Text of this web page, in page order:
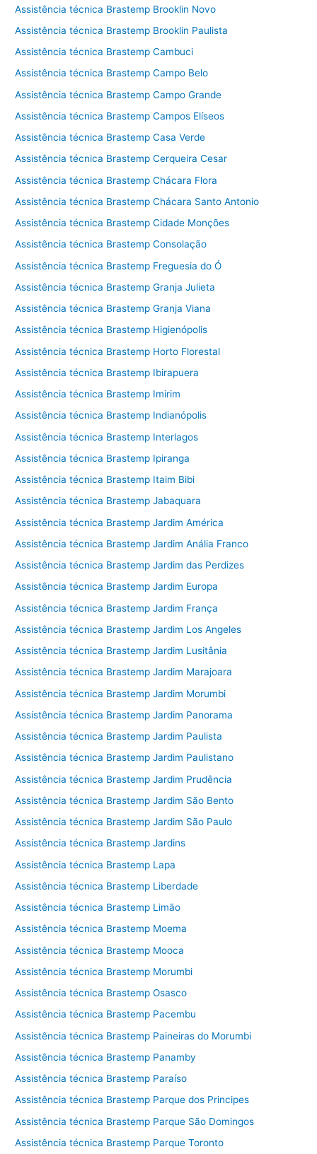
Assistência técnica Brastemp Brooklin Novo
Assistência técnica Brastemp Brooklin Paulista
Assistência técnica Brastemp Cambuci
Assistência técnica Brastemp Campo Belo
Assistência técnica Brastemp Campo Grande
Assistência técnica Brastemp Campos Elíseos
Assistência técnica Brastemp Casa Verde
Assistência técnica Brastemp Cerqueira Cesar
Assistência técnica Brastemp Chácara Flora
Assistência técnica Brastemp Chácara Santo Antonio
Assistência técnica Brastemp Cidade Monções
Assistência técnica Brastemp Consolação
Assistência técnica Brastemp Freguesia do Ó
Assistência técnica Brastemp Granja Julieta
Assistência técnica Brastemp Granja Viana
Assistência técnica Brastemp Higienópolis
Assistência técnica Brastemp Horto Florestal
Assistência técnica Brastemp Ibirapuera
Assistência técnica Brastemp Imirim
Assistência técnica Brastemp Indianópolis
Assistência técnica Brastemp Interlagos
Assistência técnica Brastemp Ipiranga
Assistência técnica Brastemp Itaim Bibi
Assistência técnica Brastemp Jabaquara
Assistência técnica Brastemp Jardim América
Assistência técnica Brastemp Jardim Anália Franco
Assistência técnica Brastemp Jardim das Perdizes
Assistência técnica Brastemp Jardim Europa
Assistência técnica Brastemp Jardim França
Assistência técnica Brastemp Jardim Los Angeles
Assistência técnica Brastemp Jardim Lusitânia
Assistência técnica Brastemp Jardim Marajoara
Assistência técnica Brastemp Jardim Morumbi
Assistência técnica Brastemp Jardim Panorama
Assistência técnica Brastemp Jardim Paulista
Assistência técnica Brastemp Jardim Paulistano
Assistência técnica Brastemp Jardim Prudência
Assistência técnica Brastemp Jardim São Bento
Assistência técnica Brastemp Jardim São Paulo
Assistência técnica Brastemp Jardins
Assistência técnica Brastemp Lapa
Assistência técnica Brastemp Liberdade
Assistência técnica Brastemp Limão
Assistência técnica Brastemp Moema
Assistência técnica Brastemp Mooca
Assistência técnica Brastemp Morumbi
Assistência técnica Brastemp Osasco
Assistência técnica Brastemp Pacembu
Assistência técnica Brastemp Paineiras do Morumbi
Assistência técnica Brastemp Panamby
Assistência técnica Brastemp Paraíso
Assistência técnica Brastemp Parque dos Principes
Assistência técnica Brastemp Parque São Domingos
Assistência técnica Brastemp Parque Toronto